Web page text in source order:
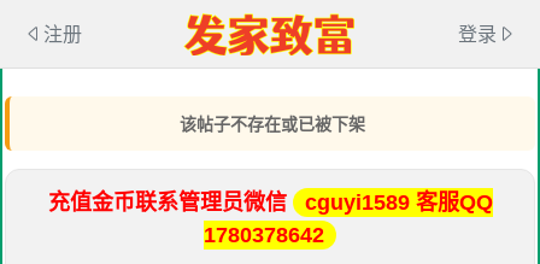
注册 登录
该帖子不存在或已被下架
充值金币联系管理员微信
cguyi1589 客服QQ
1780378642